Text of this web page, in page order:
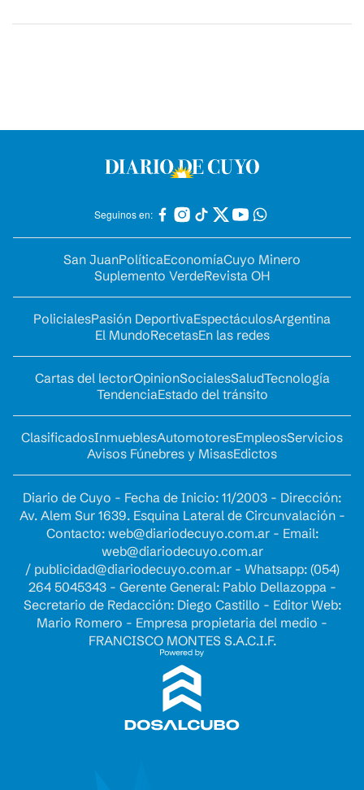
Seguinos en:
San JuanPolíticaEconomíaCuyo Minero
Suplemento VerdeRevista OH
PolicialesPasión DeportivaEspectáculosArgentina
El MundoRecetasEn las redes
Cartas del lectorOpinionSocialesSaludTecnología
TendenciaEstado del tránsito
ClasificadosInmueblesAutomotoresEmpleosServicios
Avisos Fúnebres y MisasEdictos
Diario de Cuyo - Fecha de Inicio: 11/2003 - Dirección:
Av. Alem Sur 1639. Esquina Lateral de Circunvalación -
Contacto: web@diariodecuyo.com.ar- Email:
web@diariodecuyo.com.ar
/ publicidad@diariodecuyo.com.ar- Whatsapp: (054)
264 5045343 - Gerente General: Pablo Dellazoppa -
Secretario de Redacción: Diego Castillo - Editor Web:
Mario Romero - Empresa propietaria del medio -
FRANCISCO MONTES S.A.C.I.F.